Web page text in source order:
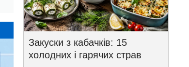
Закуски з кабачків: 15
холодних і гарячих страв